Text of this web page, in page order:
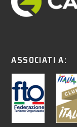
ASSOCIATI A: